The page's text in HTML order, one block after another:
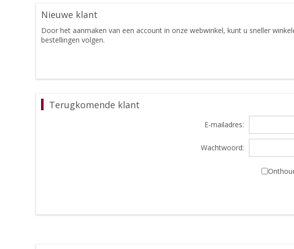
Nieuwe klant
Door het aanmaken van een account in onze webwinkel, kunt u sneller
bestellingen volgen.
Terugkomende klant
E-mailadres:
Wachtwoord: